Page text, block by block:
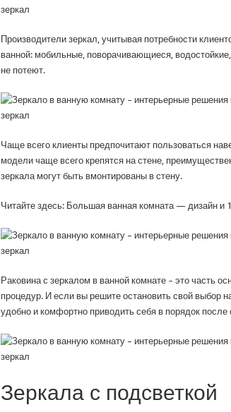
Производители зеркал, учитывая потребности
ванной: мобильные, поворачивающиеся,
не потеют.
Чаще всего клиенты предпочитают пользоваться
модели чаще всего крепятся на стене,
зеркала могут быть вмонтированы в стену.
Читайте здесь: Большая ванная комната — дизайн и
Раковина с зеркалом в ванной комнате – это часть
процедур. И если вы решите остановить свой выбор
удобно и комфортно приводить себя в порядок после
Зеркала с подсветкой